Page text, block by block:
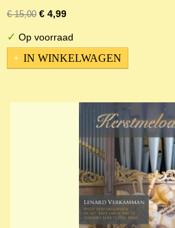
€ 15,00 € 4,99
✓ Op voorraad
IN WINKELWAGEN